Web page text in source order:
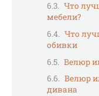
Что
мебели?
Что
обивки
Велюр
Велюр
дивана